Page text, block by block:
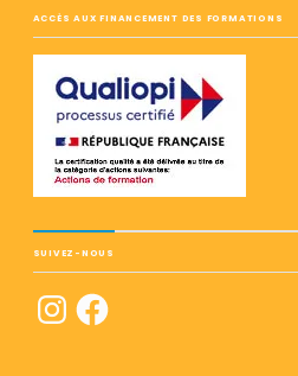
ACCÈS AUX FINANCEMENT DES FORMATIONS
SUIVEZ-NOUS